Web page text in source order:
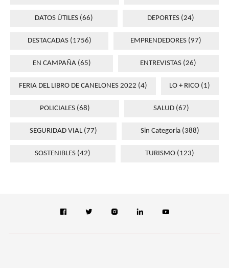
DATOS ÚTILES (66) DEPORTES(24)
DESTACADAS(1756) EMPRENDEDORES (97)
EN CAMPAÑA(65) ENTREVISTAS (26)
FERIA DEL LIBRO DE CANELONES 2022 (4) LO + RICO (1)
POLICIALES(68) SALUD (67)
SEGURIDAD VIAL(77) Sin Categoría (388)
SOSTENIBLES (42) TURISMO(123)